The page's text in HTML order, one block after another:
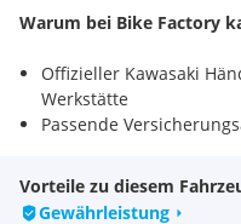
Warum bei Bike Factory
Offizieller Kawasaki
Werkstätte
Passende
zugeschnitten
Rücknahme deiner
Vorteile zu diesem
Gewährleistung